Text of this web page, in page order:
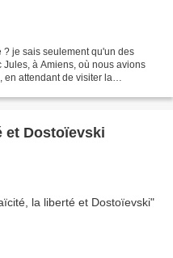
je sais seulement qu'un des
à Amiens, où nous avions
en attendant de visiter la
et Dostoïevski